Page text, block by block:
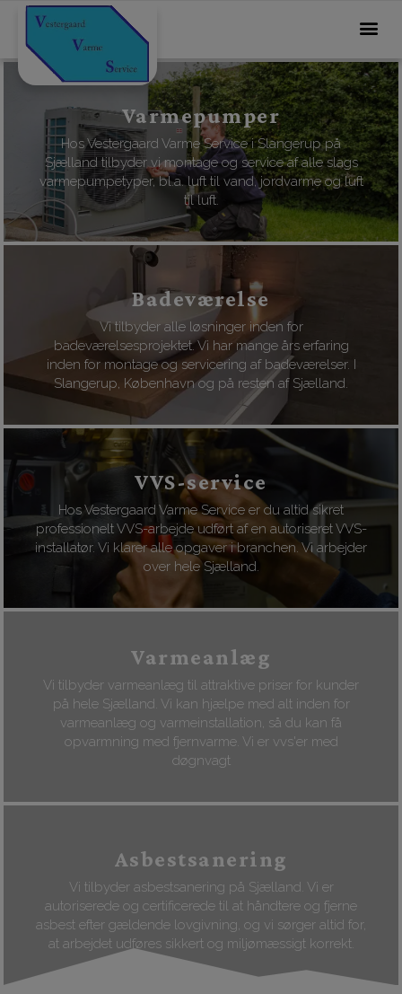
Varmepumper
Hos Vestergaard Varme Service i Slangerup på
Sjælland tilbyder vi montage og service af alle slags
varmepumpetyper, bl.a. luft til vand, jordvarme og luft
til luft.
Badeværelse
Vi tilbyder alle løsninger inden for
badeværelsesprojektet. Vi har mange års erfaring
inden for montage og servicering af badeværelser. I
Slangerup, København og på resten af Sjælland.
VVS-service
Hos Vestergaard Varme Service er du altid sikret
professionelt VVS-arbejde udført af en autoriseret VVS-
installatør. Vi klarer alle opgaver i branchen. Vi arbejder
over hele Sjælland.
Varmeanlæg
Vi tilbyder varmeanlæg til attraktive priser for kunder
på hele Sjælland. Vi kan hjælpe med alt inden for
varmeanlæg og varmeinstallation, så du kan få
opvarmning med fjernvarme. Vi er vvs'er med
døgnvagt
Asbestsanering
Vi tilbyder asbestsanering på Sjælland. Vi er
autoriserede og certificerede til at håndtere og fjerne
asbest efter gældende lovgivning, og vi sørger altid for,
at arbejdet udføres sikkert og miljømæssigt korrekt.